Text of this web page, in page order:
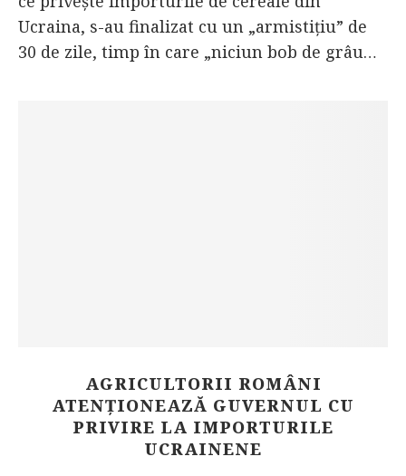
Ucraina, s-au finalizat cu un „armistițiu” de
30 de zile, timp în care „niciun bob de grâu…
AGRICULTORII ROMÂNI
ATENȚIONEAZĂ GUVERNUL CU
PRIVIRE LA IMPORTURILE
UCRAINENE